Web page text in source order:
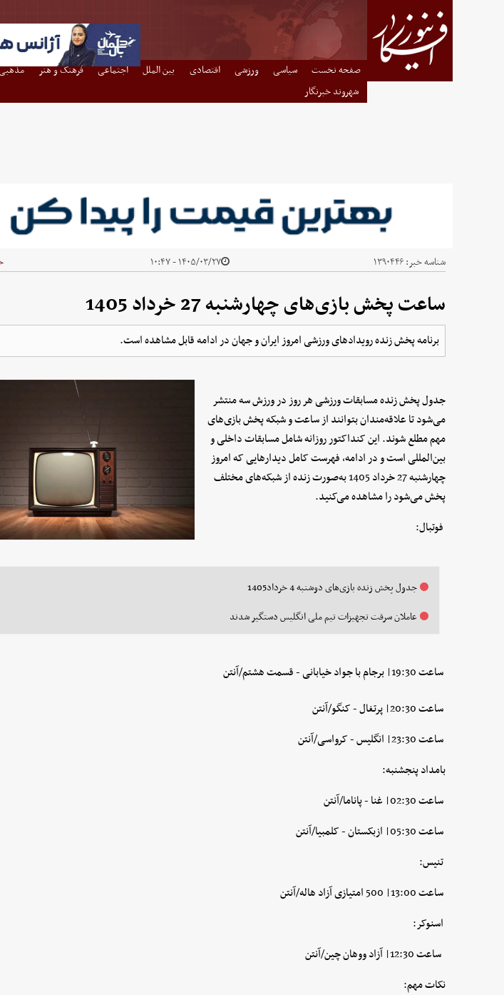
صفحه نخست سیاسی ورزشی اقتصادی بین الملل اجتماعی فرهنگ و هنر
شهروند خبرنگار
شناسه خبر:۱۳۹۰۴۴۶ ۱۴۰۵/۰۳/۲۷ - ۱۰:۴۷
ساعت پخش بازی‌های چهارشنبه 27 خرداد 1405
برنامه پخش زنده رویدادهای ورزشی امروز ایران و جهان در ادامه قابل مشاهده است.
جدول پخش زنده مسابقات ورزشی هر روز در ورزش سه منتشر
می‌شود تا علاقه‌مندان بتوانند از ساعت و شبکه پخش بازی‌های
مهم مطلع شوند. این کنداکتور روزانه شامل مسابقات داخلی و
بین‌المللی است و در ادامه، فهرست کامل دیدارهایی که امروز
چهارشنبه 27 خرداد 1405 به‌صورت زنده از شبکه‌های مختلف
پخش می‌شود را مشاهده می‌کنید.
فوتبال:
جدول پخش زنده بازی‌های دوشنبه 4 خرداد1405
عاملان سرقت تجهیزات تیم ملی انگلیس دستگیر شدند
ساعت 19:30| برجام با جواد خیابانی - قسمت هشتم/آنتن
ساعت 20:30| پرتغال - کنگو/آنتن
ساعت 23:30| انگلیس - کرواسی/آنتن
بامداد پنجشنبه:
ساعت 02:30| غنا - پاناما/آنتن
ساعت 05:30| ازبکستان - کلمبیا/آنتن
تنیس:
ساعت 13:00| 500 امتیازی آزاد هاله/آنتن
اسنوکر:
ساعت 12:30| آزاد ووهان چین/آنتن
نکات مهم: